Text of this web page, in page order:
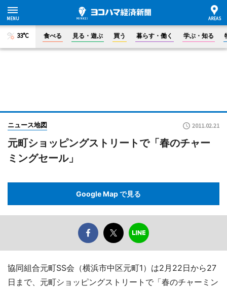
33°C 食べる 見る・遊ぶ 買う 暮らす・働く 学ぶ・知る
ニュース地図 2011.02.21
元町ショッピングストリートで「春のチャー
ミングセール」
Google Map で見る
協同組合元町SS会（横浜市中区元町1）は2月22日から27
日まで、元町ショッピングストリートで「春のチャーミン